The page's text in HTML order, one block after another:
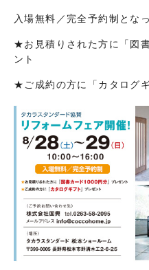
入場無料／完全予約制とな
★お見積りされた方に「図
ント
★ご成約の方に「カタログ